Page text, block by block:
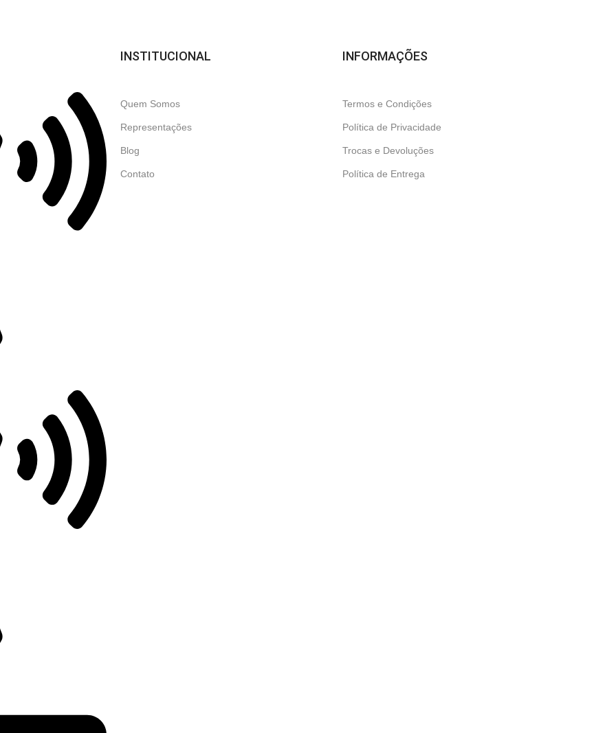
INSTITUCIONAL
Quem Somos
Representações
Blog
Contato
INFORMAÇÕES
Termos e Condições
Política de Privacidade
Trocas e Devoluções
Política de Entrega